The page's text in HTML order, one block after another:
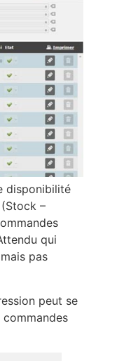
disponibilité
–
qui
pas
peut se